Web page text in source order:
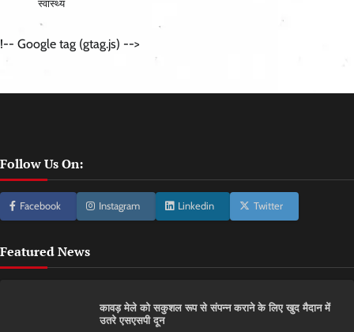
स्वास्थ्य
!-- Google tag (gtag.js) -->
Follow Us On:
Facebook Instagram Linkedin Twitter
Featured News
कावड़ मेले को सकुशल रूप से संपन्न कराने के लिए खुद मैदान में
उतरे एसएसपी दून